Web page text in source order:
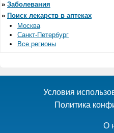
» Заболевания
» Поиск лекарств в аптеках
Москва
Санкт-Петербург
Все регионы
Условия
Политика
О